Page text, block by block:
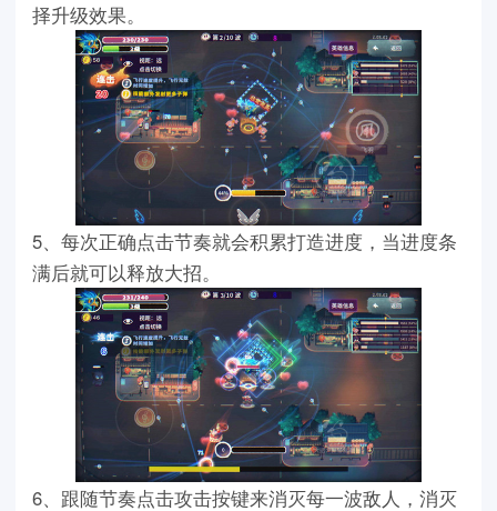
择升级效果。
5、每次正确点击节奏就会积累打造进度，当进度条
满后就可以释放大招。
6、跟随节奏点击攻击按键来消灭每一波敌人，消灭